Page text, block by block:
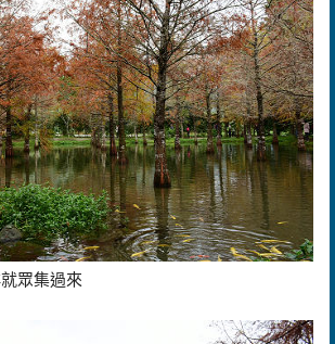
眾集過來